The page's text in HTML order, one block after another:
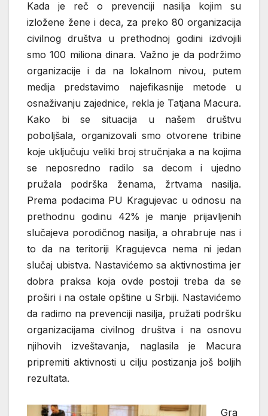
Kada je reč o prevenciji nasilja kojim su
izložene žene i deca, za preko 80 organizacija
civilnog društva u prethodnoj godini izdvojili
smo 100 miliona dinara. Važno je da podržimo
organizacije i da na lokalnom nivou, putem
medija predstavimo najefikasnije metode u
osnaživanju zajednice, rekla je Tatjana Macura.
Kako bi se situacija u našem društvu
poboljšala, organizovali smo otvorene tribine
koje uključuju veliki broj stručnjaka a na kojima
se neposredno radilo sa decom i ujedno
pružala podrška ženama, žrtvama nasilja.
Prema podacima PU Kragujevac u odnosu na
prethodnu godinu 42% je manje prijavljenih
slučajeva porodičnog nasilja, a ohrabruje nas i
to da na teritoriji Kragujevca nema ni jedan
slučaj ubistva. Nastavićemo sa aktivnostima jer
dobra praksa koja ovde postoji treba da se
proširi i na ostale opštine u Srbiji. Nastavićemo
da radimo na prevenciji nasilja, pružati podršku
organizacijama civilnog društva i na osnovu
njihovih izveštavanja, naglasila je Macura
pripremiti aktivnosti u cilju postizanja još boljih
rezultata.
Gra